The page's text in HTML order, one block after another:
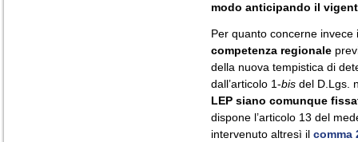
modo anticipando il
Per quanto concerne
competenza regionale
della nuova tempistica di
dall’articolo 1-bis del D.Lgs.
LEP siano comunque
dispone l’articolo 13 del
intervenuto altresì il comma